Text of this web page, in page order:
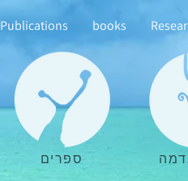
Publications books
ספרים